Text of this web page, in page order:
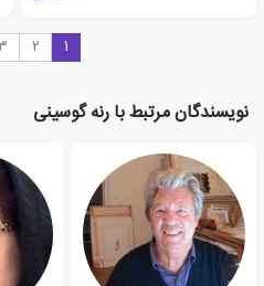
1
2
نویسندگان مرتبط با رنه گوسینی